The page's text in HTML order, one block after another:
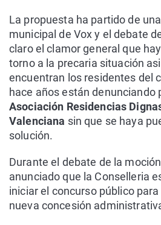
La propuesta ha partido de
municipal de Vox y el debate
claro el clamor general que
torno a la precaria situación
encuentran los residentes del
hace años están denunciando
Asociación Residencias
Valenciana sin que se haya
solución.
Durante el debate de la
anunciado que la Conselleria
iniciar el concurso público
nueva concesión